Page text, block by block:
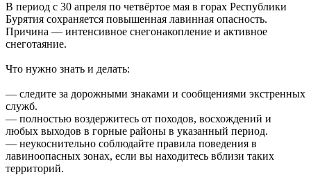
В период с 30 апреля по четвёртое мая в горах Республики
Бурятия сохраняется повышенная лавинная опасность.
Причина — интенсивное снегонакопление и активное
снеготаяние.
Что нужно знать и делать:
— следите за дорожными знаками и сообщениями экстренных
служб.
— полностью воздержитесь от походов, восхождений и
любых выходов в горные районы в указанный период.
— неукоснительно соблюдайте правила поведения в
лавиноопасных зонах, если вы находитесь вблизи таких
территорий.